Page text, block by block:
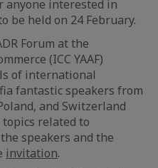
anyone interested in
held on 24 February.
Forum at the
(ICC YAAF)
of international
fantastic speakers from
and Switzerland
related to
speakers and the
invitation.